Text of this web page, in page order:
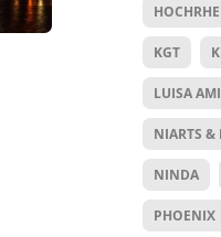
KGT
LUISA
NIARTS &
NINDA
PHOENIX